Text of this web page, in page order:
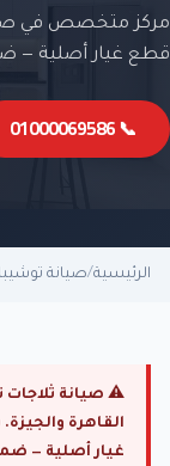
مركز متخصص في
قطع غيار أصلية — ضمان 6
📞 01000069586
الرئيسية/صيانة توشيبا
⚠ صيانة ثلاجات
غيار أصلية — ضمان 6